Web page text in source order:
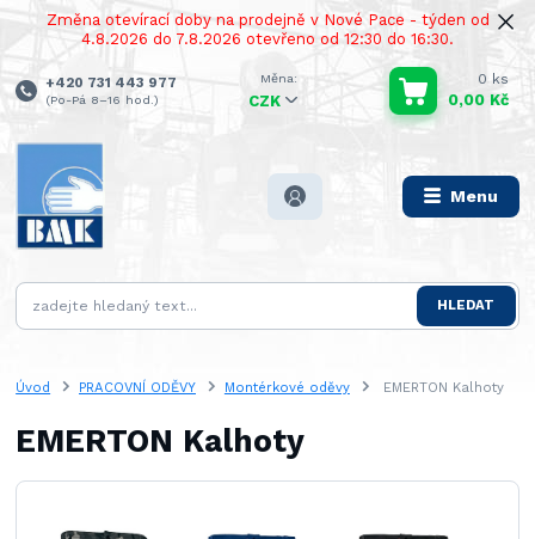
Změna otevírací doby na prodejně v Nové Pace - týden od
4.8.2026 do 7.8.2026 otevřeno od 12:30 do 16:30.
Menu
CZK
HLEDAT
+420 731 443 977
(Po-Pá 8–16 hod.)
0 ks
0,00 Kč
Úvod PRACOVNÍ ODĚVY Montérkové oděvy EMERTON Kalhoty
EMERTON Kalhoty